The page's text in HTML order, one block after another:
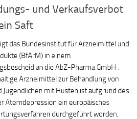
und Verkaufsverbot
Saft
das Bundesinstitut für Arzneimittel und
(BfArM) in einem
an die AbZ-Pharma GmbH .
Arzneimittel zur Behandlung von
Jugendlichen mit Husten ist aufgrund des
Atemdepression ein europäisches
durchgeführt worden.